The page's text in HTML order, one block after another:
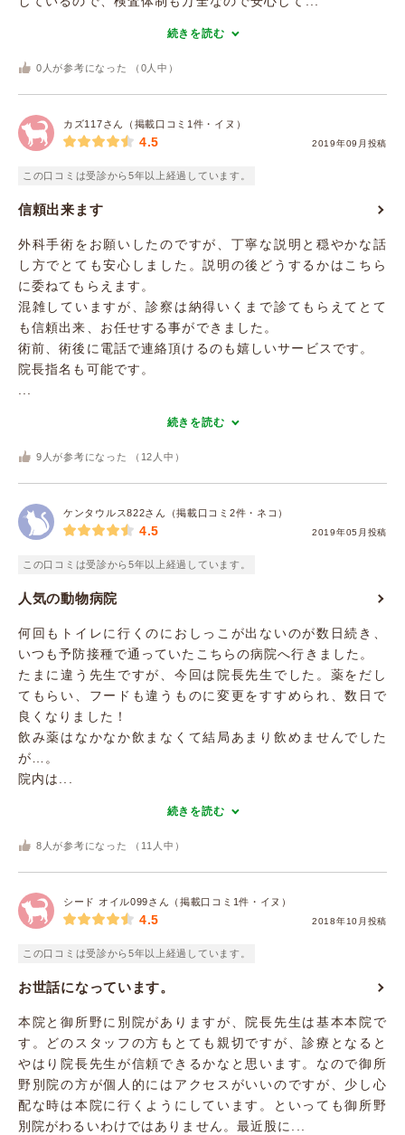
続きを読む
0 人が参考になった （ 0 人中）
カズ117さん（掲載口コミ1件・イヌ）
2019年09月投稿
4.5
この口コミは受診から5年以上経過しています。
信頼出来ます
外科手術をお願いしたのですが、丁寧な説明と穏やかな話
し方でとても安心しました。説明の後どうするかはこちら
に委ねてもらえます。
混雑していますが、診察は納得いくまで診てもらえてとて
も信頼出来、お任せする事ができました。
術前、術後に電話で連絡頂けるのも嬉しいサービスです。
院長指名も可能です。
続きを読む
9 人が参考になった （ 12 人中）
ケンタウルス822さん（掲載口コミ2件・ネコ）
2019年05月投稿
4.5
この口コミは受診から5年以上経過しています。
人気の動物病院
何回もトイレに行くのにおしっこが出ないのが数日続き、
いつも予防接種で通っていたこちらの病院へ行きました。
たまに違う先生ですが、今回は院長先生でした。薬をだし
てもらい、フードも違うものに変更をすすめられ、数日で
良くなりました！
飲み薬はなかなか飲まなくて結局あまり飲めませんでした
が…。
院内は...
続きを読む
8 人が参考になった （ 11 人中）
シード オイル099さん（掲載口コミ1件・イヌ）
2018年10月投稿
4.5
この口コミは受診から5年以上経過しています。
お世話になっています。
本院と御所野に別院がありますが、院長先生は基本本院で
す。どのスタッフの方もとても親切ですが、診療となると
やはり院長先生が信頼できるかなと思います。なので御所
野別院の方が個人的にはアクセスがいいのですが、少し心
配な時は本院に行くようにしています。といっても御所野
別院がわるいわけではありません。最近股に...